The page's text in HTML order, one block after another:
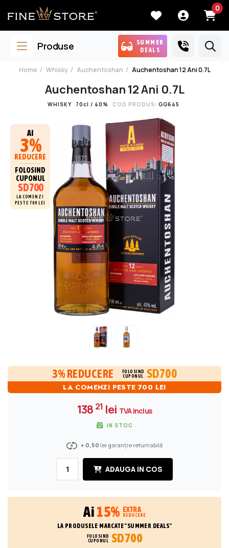
0
Produse
SUMMER
DEALS
Home Whisky Auchentoshan Auchentoshan 12 Ani 0.7L
Auchentoshan 12 Ani 0.7L
WHISKY 70cl / 40% COD PRODUS: GG645
AI
3%
REDUCERE
FOLOSIND
CUPONUL
SD700
LA COMENZI
PESTE 700 LEI
3% REDUCERE
FOLOSIND
CUPONUL
SD700
LA COMENZI PESTE 700 LEI
138 21 lei TVA inclus
IN STOC
+ 0,50 lei garanție returnabilă
ADAUGA IN COS
Ai15% EXTRA
REDUCERE
LA PRODUSELE MARCATE "SUMMER DEALS"
FOLOSIND
CUPONUL
SD700